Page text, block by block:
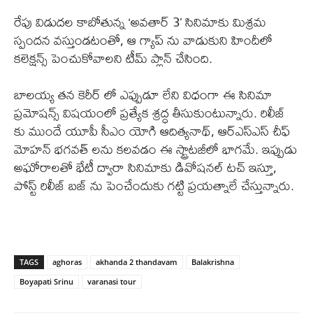
రేపు విడుదల కాబోతున్న ‘అవతార్ 3’ సినిమాకు మిశ్రమ
స్పందన వస్తుండటంతో, ఆ గ్యాప్ ను వాడుకుని హిందీలో
కలెక్షన్స్ పెంచుకోవాలని టీమ్ ప్లాన్ చేసింది.
బాలయ్య తన కెరీర్ లో ఎప్పుడూ లేని విధంగా ఈ సినిమా
ప్రమోషన్స్ విషయంలో ప్రత్యేక శ్రద్ధ తీసుకుంటున్నారు. రిలీజ్
కు ముందే యూపీ సీఎం యోగి ఆదిత్యనాథ్, ఆర్ఎస్ఎస్ చీఫ్
మోహన్ భగవత్ లను కలవడం ఈ స్ట్రాటజీలో భాగమే. ఇప్పుడు
అఘోరాలతో భేటీ ద్వారా సినిమాకు డివోషనల్ టచ్ ఇస్తూ,
పోస్ట్ రిలీజ్ బజ్ ను పెంచేందుకు గట్టి ప్రయత్నాలే చేస్తున్నారు.
TAGS aghoras akhanda 2 thandavam
Balakrishna
Boyapati Srinu
varanasi tour